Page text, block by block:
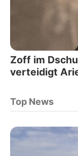
Zoff im
verteidigt
Top News